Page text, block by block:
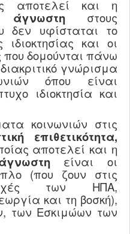
αποτελεί και η
άγνωστη στους
δεν υφίσταται το
ιδιοκτησίας και οι
που δομούνται πάνω
γνώρισμα
όπου είναι
ιδιοκτησία και
κοινωνιών στις
επιθετικότητα,
αποτελεί και η
είναι οι
(που ζουν στις
των HΠΑ,
και τη βοσκή),
των Εσκιμώων των